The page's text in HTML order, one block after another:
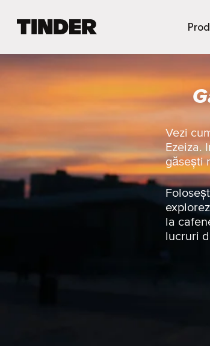
ă
r
Vezi
Ezeiza.
găsești
la
lucruri